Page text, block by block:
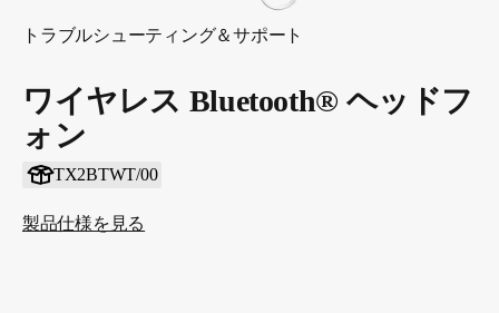
トラブルシューティング＆サポート
ワイヤレス Bluetooth® ヘッドフ
ォン
TX2BTWT/00
製品仕様を見る